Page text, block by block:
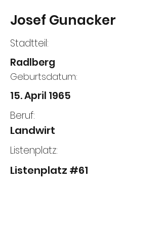
Josef Gunacker
Stadtteil:
Radlberg
Geburtsdatum:
15. April 1965
Beruf:
Landwirt
Listenplatz:
Listenplatz #61